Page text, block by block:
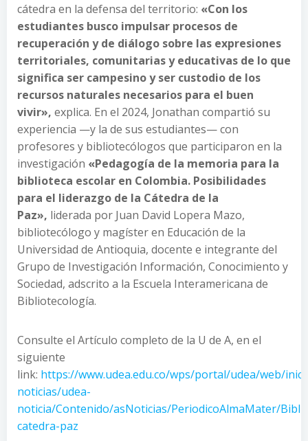
cátedra en la defensa del territorio: «Con los
estudiantes busco impulsar procesos de
recuperación y de diálogo sobre las expresiones
territoriales, comunitarias y educativas de lo que
significa ser campesino y ser custodio de los
recursos naturales necesarios para el buen
vivir», explica. En el 2024, Jonathan compartió su
experiencia —y la de sus estudiantes— con
profesores y bibliotecólogos que participaron en la
investigación «Pedagogía de la memoria para la
biblioteca escolar en Colombia. Posibilidades
para el liderazgo de la Cátedra de la
Paz», liderada por Juan David Lopera Mazo,
bibliotecólogo y magíster en Educación de la
Universidad de Antioquia, docente e integrante del
Grupo de Investigación Información, Conocimiento y
Sociedad, adscrito a la Escuela Interamericana de
Bibliotecología.
Consulte el Artículo completo de la U de A, en el
siguiente
link: https://www.udea.edu.co/wps/portal/udea/web/
noticias/udea-
noticia/Contenido/asNoticias/PeriodicoAlmaMater/
catedra-paz